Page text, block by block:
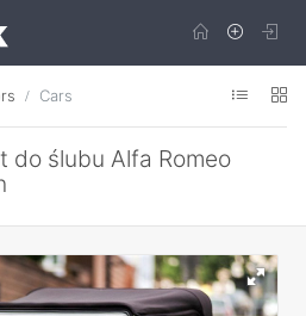
Cars
do ślubu Alfa Romeo